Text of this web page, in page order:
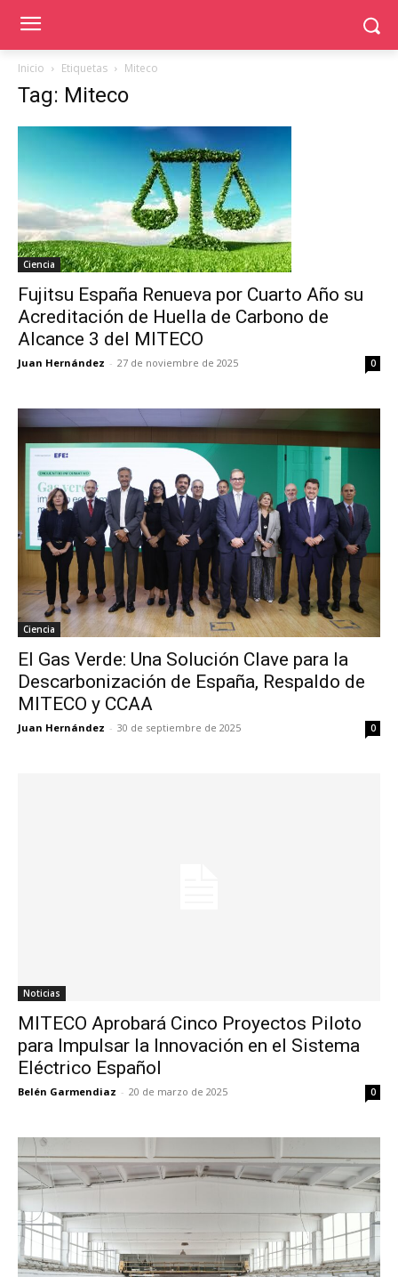
Inicio Etiquetas Miteco
Tag: Miteco
Ciencia
Fujitsu España Renueva por Cuarto Año su
Acreditación de Huella de Carbono de
Alcance 3 del MITECO
Juan Hernández - 27 de noviembre de 2025 0
Ciencia
El Gas Verde: Una Solución Clave para la
Descarbonización de España, Respaldo de
MITECO y CCAA
Juan Hernández - 30 de septiembre de 2025 0
Noticias
MITECO Aprobará Cinco Proyectos Piloto
para Impulsar la Innovación en el Sistema
Eléctrico Español
Belén Garmendiaz - 20 de marzo de 2025 0